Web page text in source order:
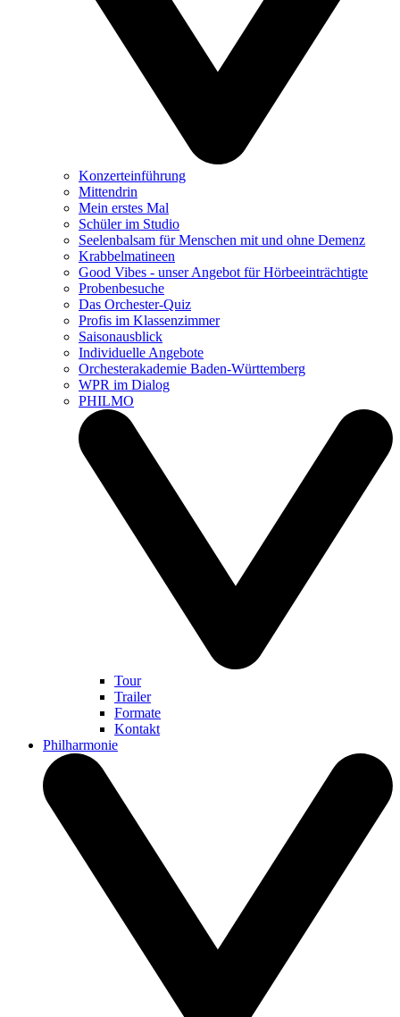
Konzerteinführung
Mittendrin
Mein erstes Mal
Schüler im Studio
Seelenbalsam für Menschen mit und ohne Demenz
Krabbelmatineen
Good Vibes - unser Angebot für Hörbeeinträchtigte
Probenbesuche
Das Orchester-Quiz
Profis im Klassenzimmer
Saisonausblick
Individuelle Angebote
Orchesterakademie Baden-Württemberg
WPR im Dialog
PHILMO
Tour
Trailer
Formate
Kontakt
Philharmonie